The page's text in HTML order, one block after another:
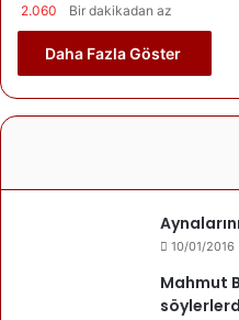
2.060
Bir dakikadan az
Daha Fazla Göster
10/01/2016
Mahmut